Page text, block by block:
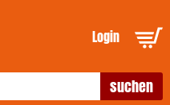
Login